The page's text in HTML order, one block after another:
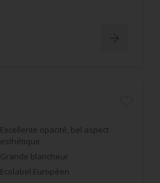
Excellente opacité, bel aspect
esthétique
Grande blancheur
Ecolabel Européen